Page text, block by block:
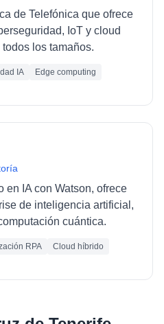
de Telefónica que ofrece
IoT y cloud
los tamaños.
IA Edge computing
en IA con Watson, ofrece
de inteligencia artificial,
cuántica.
RPA Cloud híbrido